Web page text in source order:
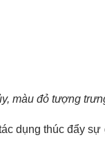
màu đỏ tượng
dụng thúc đẩy